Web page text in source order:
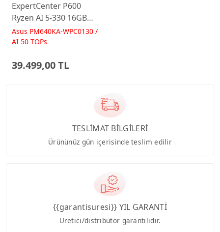
ExpertCenter P600
Ryzen AI 5-330 16GB
512GB 23.8 FreeDos
Beyaz AI-Powered AIO
Asus PM640KA-WPC0130 /
AI 50 TOPs
39.499,00 TL
TESLİMAT BİLGİLERİ
Ürününüz gün içerisinde teslim edilir
{{garantisuresi}} YIL GARANTİ
Üretici/distribütör garantilidir.